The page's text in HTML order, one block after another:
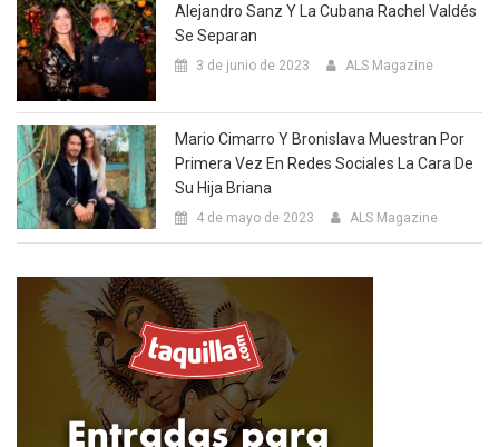
Alejandro Sanz Y La Cubana Rachel Valdés
Se Separan
3 de junio de 2023 ALS Magazine
Mario Cimarro Y Bronislava Muestran Por
Primera Vez En Redes Sociales La Cara De
Su Hija Briana
4 de mayo de 2023 ALS Magazine